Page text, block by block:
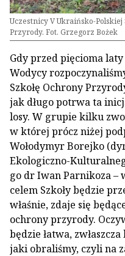
Uczestnicy V Ukraińsko-Polskiej
Przyrody. Fot. Grzegorz Bożek
Gdy przed pięcioma
Wodycy
Szkołę Ochrony
jak długo potrwa ta
losy. W grupie kilku
w której prócz niżej
Wołodymyr Borejko
Ekologiczno-
go dr Iwan Parnikoza –
celem Szkoły będzie
właśnie, zdaje się
ochrony przyrody.
będzie łatwa,
jaki obraliśmy, czyli na